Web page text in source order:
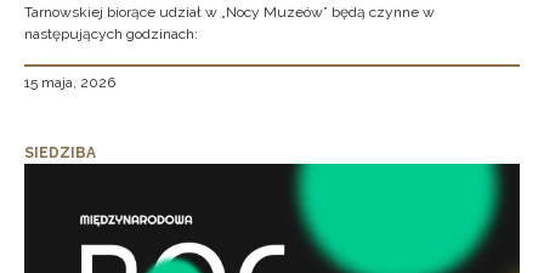
Tarnowskiej biorące udział w „Nocy Muzeów” będą czynne w
następujących godzinach:
15 maja, 2026
SIEDZIBA